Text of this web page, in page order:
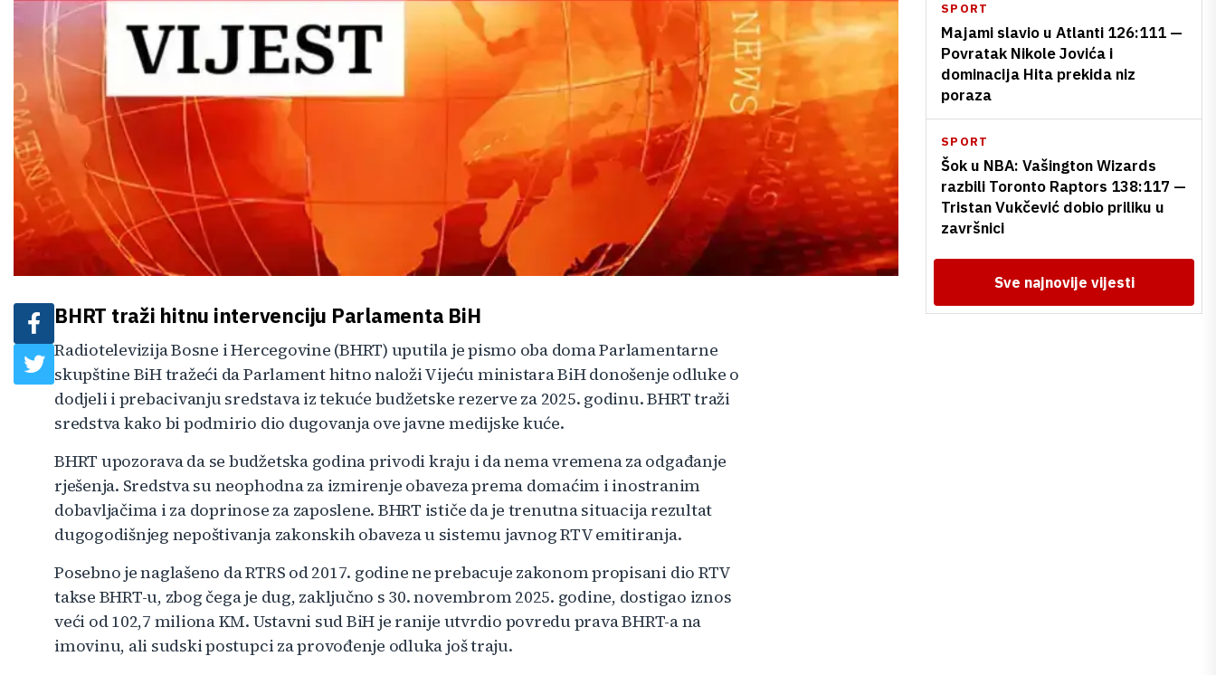
BHRT traži hitnu intervenciju Parlamenta BiH
Radiotelevizija Bosne i Hercegovine (BHRT) uputila je pismo oba doma Parlamentarne
skupštine BiH tražeći da Parlament hitno naloži Vijeću ministara BiH donošenje odluke o
dodjeli i prebacivanju sredstava iz tekuće budžetske rezerve za 2025. godinu. BHRT traži
sredstva kako bi podmirio dio dugovanja ove javne medijske kuće.
BHRT upozorava da se budžetska godina privodi kraju i da nema vremena za odgađanje
rješenja. Sredstva su neophodna za izmirenje obaveza prema domaćim i inostranim
dobavljačima i za doprinose za zaposlene. BHRT ističe da je trenutna situacija rezultat
dugogodišnjeg nepoštivanja zakonskih obaveza u sistemu javnog RTV emitiranja.
Posebno je naglašeno da RTRS od 2017. godine ne prebacuje zakonom propisani dio RTV
takse BHRT-u, zbog čega je dug, zaključno s 30. novembrom 2025. godine, dostigao iznos
veći od 102,7 miliona KM. Ustavni sud BiH je ranije utvrdio povredu prava BHRT-a na
imovinu, ali sudski postupci za provođenje odluka još traju.
SPORT
Majami slavio u Atlanti 126:111 —
Povratak Nikole Jovića i
dominacija Hita prekida niz
poraza
SPORT
Šok u NBA: Vašington Wizards
razbili Toronto Raptors 138:117 —
Tristan Vukčević dobio priliku u
završnici
Sve najnovije vijesti